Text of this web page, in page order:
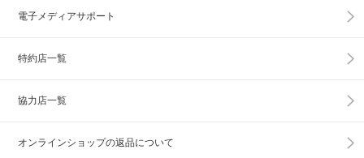
電子メディアサポート
特約店一覧
協力店一覧
オンラインショップの返品について